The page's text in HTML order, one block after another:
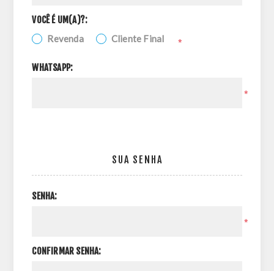
VOCÊ É UM(A)?:
Revenda Cliente Final *
WHATSAPP:
*
SUA SENHA
SENHA:
*
CONFIRMAR SENHA: